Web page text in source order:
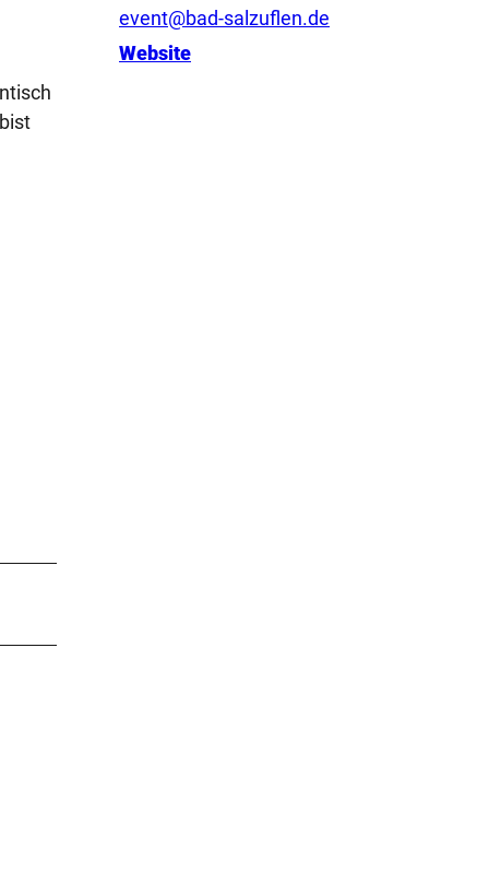
event@bad-salzuflen.de
Website